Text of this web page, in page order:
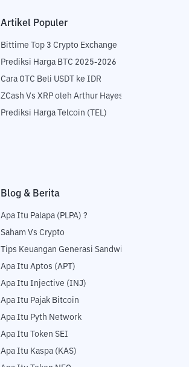
Artikel Populer
Bittime Top 3 Crypto Exchange
Prediksi Harga BTC 2025-2026
Cara OTC Beli USDT ke IDR
ZCash Vs XRP oleh Arthur Hayes
Prediksi Harga Telcoin (TEL)
Blog & Berita
Apa Itu Palapa (PLPA) ?
Saham Vs Crypto
Tips Keuangan Generasi Sandwich
Apa Itu Aptos (APT)
Apa Itu Injective (INJ)
Apa Itu Pajak Bitcoin
Apa Itu Pyth Network
Apa Itu Token SEI
Apa Itu Kaspa (KAS)